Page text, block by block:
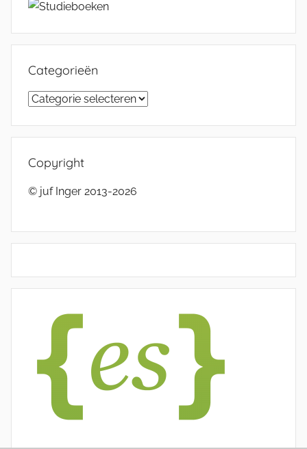
Categorieën
Categorieën
Copyright
© juf Inger 2013-2026